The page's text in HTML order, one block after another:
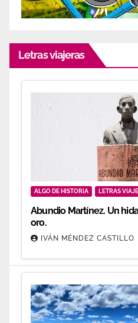
Letras viajeras
ALGO DE HISTORIA LETRAS
Abundio Martínez. Un
oro.
IVÁN MÉNDEZ CASTILLO